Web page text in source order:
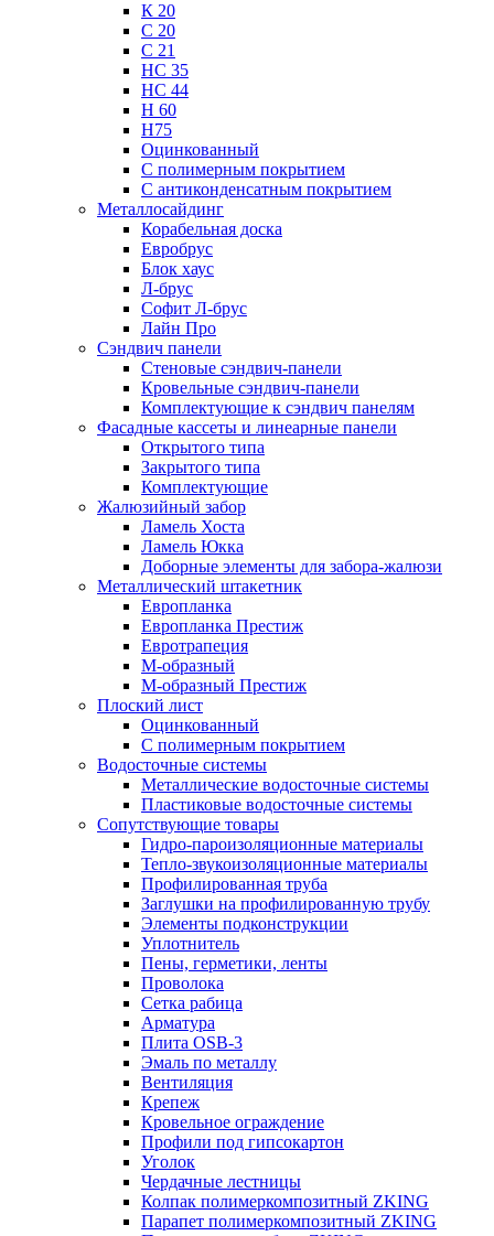
К 20
С 20
С 21
НС 35
НС 44
Н 60
Н75
Оцинкованный
С полимерным покрытием
С антиконденсатным покрытием
Металлосайдинг
Корабельная доска
Евробрус
Блок хаус
Л-брус
Софит Л-брус
Лайн Про
Сэндвич панели
Стеновые сэндвич-панели
Кровельные сэндвич-панели
Комплектующие к сэндвич панелям
Фасадные кассеты и линеарные панели
Открытого типа
Закрытого типа
Комплектующие
Жалюзийный забор
Ламель Хоста
Ламель Юкка
Доборные элементы для забора-жалюзи
Металлический штакетник
Европланка
Европланка Престиж
Евротрапеция
М-образный
М-образный Престиж
Плоский лист
Оцинкованный
С полимерным покрытием
Водосточные системы
Металлические водосточные системы
Пластиковые водосточные системы
Сопутствующие товары
Гидро-пароизоляционные материалы
Тепло-звукоизоляционные материалы
Профилированная труба
Заглушки на профилированную трубу
Элементы подконструкции
Уплотнитель
Пены, герметики, ленты
Проволока
Сетка рабица
Арматура
Плита OSB-3
Эмаль по металлу
Вентиляция
Крепеж
Кровельное ограждение
Профили под гипсокартон
Уголок
Чердачные лестницы
Колпак полимеркомпозитный ZKING
Парапет полимеркомпозитный ZKING